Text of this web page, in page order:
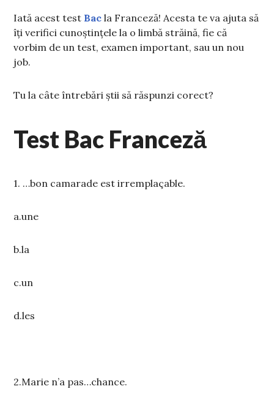
Iată acest test Bac la Franceză! Acesta te va ajuta să
îți verifici cunoștințele la o limbă străină, fie că
vorbim de un test, examen important, sau un nou
job.
Tu la câte întrebări știi să răspunzi corect?
Test Bac Franceză
1. …bon camarade est irremplaçable.
a.une
b.la
c.un
d.les
2.Marie n’a pas…chance.